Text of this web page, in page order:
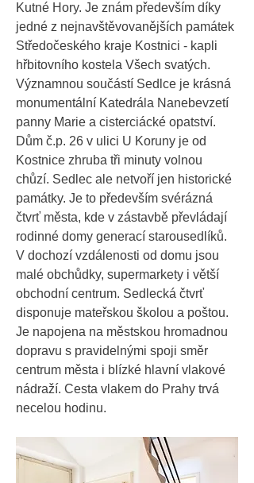
Kutné Hory. Je znám především díky
jedné z nejnavštěvovanějších památek
Středočeského kraje Kostnici - kapli
hřbitovního kostela Všech svatých.
Významnou součástí Sedlce je krásná
monumentální Katedrála Nanebevzetí
panny Marie a cisterciácké opatství.
Dům č.p. 26 v ulici U Koruny je od
Kostnice zhruba tři minuty volnou
chůzí. Sedlec ale netvoří jen historické
památky. Je to především svérázná
čtvrť města, kde v zástavbě převládají
rodinné domy generací starousedlíků.
V dochozí vzdálenosti od domu jsou
malé obchůdky, supermarkety i větší
obchodní centrum. Sedlecká čtvrť
disponuje mateřskou školou a poštou.
Je napojena na městskou hromadnou
dopravu s pravidelnými spoji směr
centrum města i blízké hlavní vlakové
nádraží. Cesta vlakem do Prahy trvá
necelou hodinu.